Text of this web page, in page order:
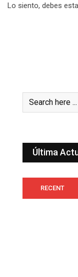
Lo siento, debes
Última
RECENT